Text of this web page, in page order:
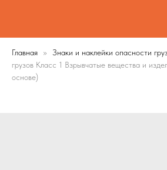
Главная Знаки и наклейки опасности
грузов Класс 1 Взрывчатые вещества и
основе)